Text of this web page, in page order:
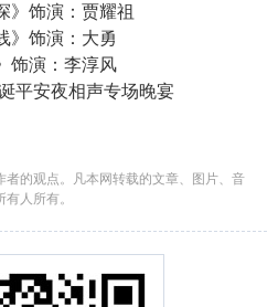
》饰演：贾耀祖
》饰演：大勇
》饰演：李淳风
平安夜相声专场晚宴
的观点。凡本网转载的文章、图片、音
人所有。